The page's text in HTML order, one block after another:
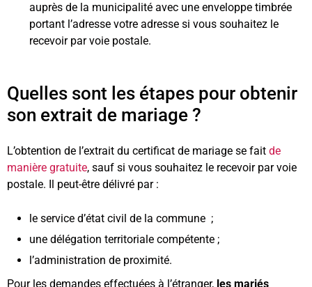
auprès de la municipalité avec une enveloppe timbrée
portant l’adresse votre adresse si vous souhaitez le
recevoir par voie postale.
Quelles sont les étapes pour obtenir
son extrait de mariage ?
L’obtention de l’extrait du certificat de mariage se fait de
manière gratuite, sauf si vous souhaitez le recevoir par voie
postale. Il peut-être délivré par :
le service d’état civil de la commune ;
une délégation territoriale compétente ;
l’administration de proximité.
Pour les demandes effectuées à l’étranger, les mariés